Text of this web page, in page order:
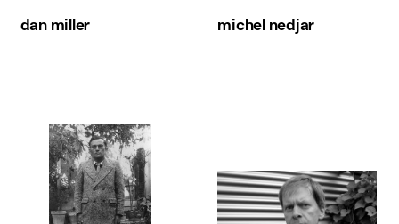
dan miller michel nedjar